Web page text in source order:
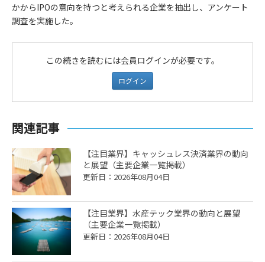
かからIPOの意向を持つと考えられる企業を抽出し、アンケート
調査を実施した。
この続きを読むには会員ログインが必要です。
ログイン
関連記事
【注目業界】キャッシュレス決済業界の動向
と展望（主要企業一覧掲載）
更新日：2026年08月04日
【注目業界】水産テック業界の動向と展望
（主要企業一覧掲載）
更新日：2026年08月04日